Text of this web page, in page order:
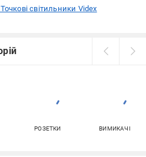
світильники Videx
РОЗЕТКИ ВИМИКАЧІ